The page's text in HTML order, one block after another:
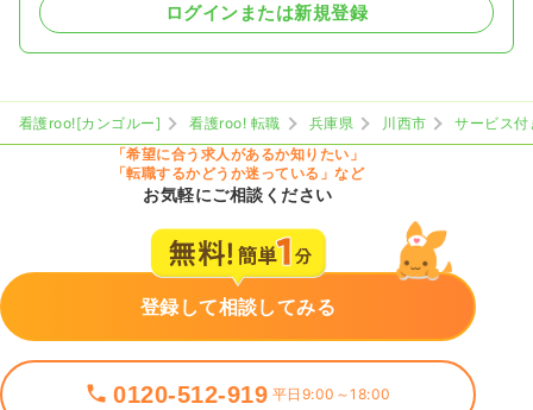
ログインまたは新規登録
看護roo![カンゴルー] 看護roo! 転職 兵庫県 川西市
サービス
「希望に合う求人があるか知りたい」
「転職するかどうか迷っている」など
お気軽にご相談ください
登録して相談してみる
0120-512-919 平日9:00～18:00